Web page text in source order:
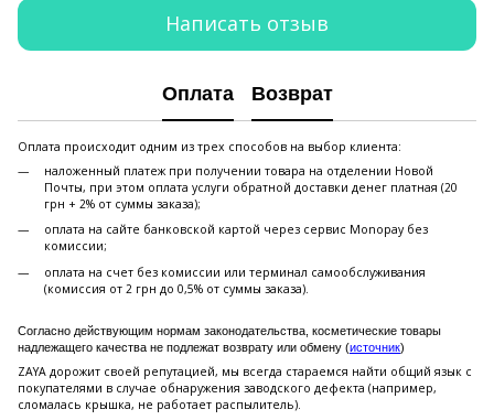
Написать отзыв
Оплата Возврат
Оплата происходит одним из трех способов на выбор клиента:
наложенный платеж при получении товара на отделении Новой
Почты, при этом оплата услуги обратной доставки денег платная (20
грн + 2% от суммы заказа);
оплата на сайте банковской картой через сервис Monopay без
комиссии;
оплата на счет без комиссии или терминал самообслуживания
(комиссия от 2 грн до 0,5% от суммы заказа).
Согласно действующим нормам законодательства, косметические товары
надлежащего качества не подлежат возврату или обмену (источник)
ZAYA дорожит своей репутацией, мы всегда стараемся найти общий язык с
покупателями в случае обнаружения заводского дефекта (например,
сломалась крышка, не работает распылитель).